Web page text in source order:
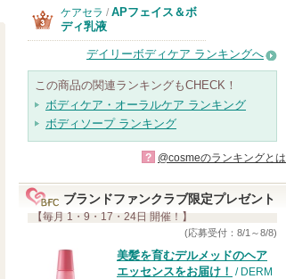
ケアセラ / APフェイス＆ボ
ディ乳液
デイリーボディケア ランキングへ
この商品の関連ランキングもCHECK！
ボディケア・オーラルケア ランキング
ボディソープ ランキング
? @cosmeのランキングとは
ブランドファンクラブ限定プレゼント
【毎月 1・9・17・24日 開催！】
(応募受付：8/1～8/8)
美髪を育むデルメッドのヘア
エッセンスをお届け！ / DERM